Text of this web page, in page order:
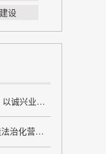
设
专卖局诚信宣传
营商环境